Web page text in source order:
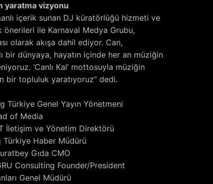
yaratma vizyonu
içerik sunan DJ küratörlüğü hizmeti ve
ile Karnaval Medya Grubu,
olarak akışa dahil ediyor. Can,
bir dünyaya, hayatın içinde her an müziğin
‘Canlı Kal’ mottosuyla müziğin
bir topluluk yaratıyoruz” dedi.
Türkiye Genel Yayın Yönetmeni
of Media
İletişim ve Yönetim Direktörü
Türkiye Haber Müdürü
Gıda CMO
Consulting Founder/President
Genel Müdürü